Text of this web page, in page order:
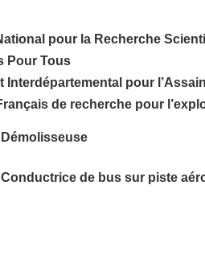
pour la Recherche
Pour Tous
pour
de recherche pour
de bus sur piste